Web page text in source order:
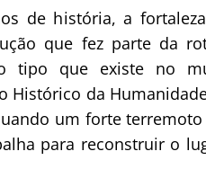
de história, a
que fez parte da
tipo que existe no
Histórico da
um forte
para reconstruir o